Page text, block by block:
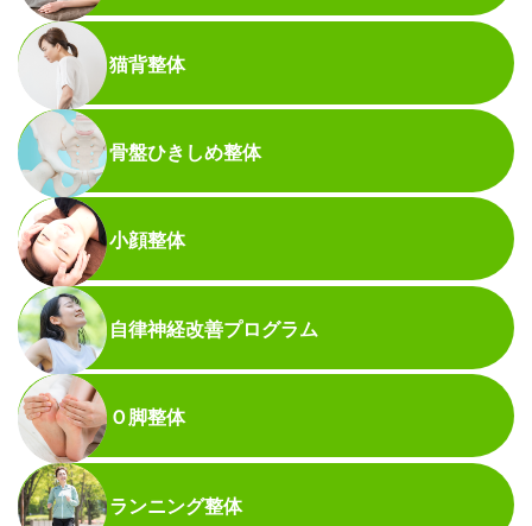
猫背整体
骨盤ひきしめ整体
小顔整体
自律神経改善プログラム
Ｏ脚整体
ランニング整体